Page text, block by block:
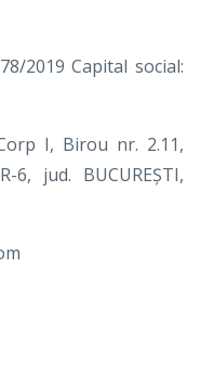
2019 Capital social:
I, Birou nr. 2.11,
6, jud. BUCUREȘTI,